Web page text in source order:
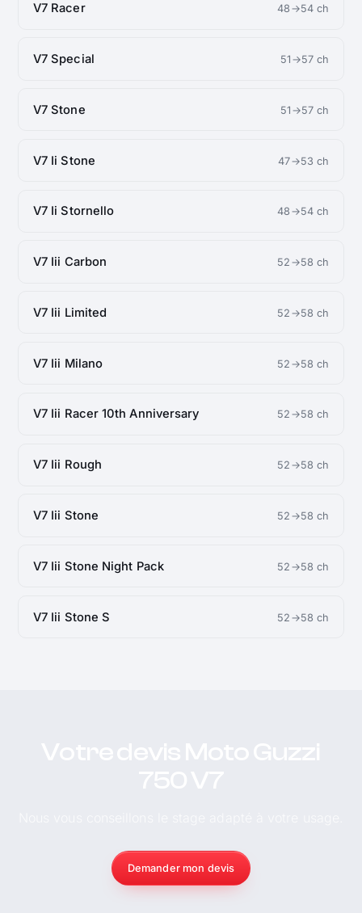
V7 Racer 48→54 ch
V7 Special 51→57 ch
V7 Stone 51→57 ch
V7 Ii Stone 47→53 ch
V7 Ii Stornello 48→54 ch
V7 Iii Carbon 52→58 ch
V7 Iii Limited 52→58 ch
V7 Iii Milano 52→58 ch
V7 Iii Racer 10th Anniversary 52→58 ch
V7 Iii Rough 52→58 ch
V7 Iii Stone 52→58 ch
V7 Iii Stone Night Pack 52→58 ch
V7 Iii Stone S 52→58 ch
Demander mon devis